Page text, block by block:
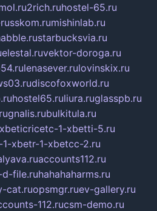
2rich.ruhostel-65.ru
mishinlab.ru
starbucksvia.ru
elestal.ruvektor-doroga.ru
lenasever.rulovinskix.ru
discofoxworld.ru
hostel65.ruliura.ruglasspb.ru
gnalis.rubulkitula.ru
1-xbetti-5.ru
xbetr-1-xbetcc-2.ru
accounts112.ru
d-file.ruhahahaharms.ru
cat.ruopsmgr.ruev-gallery.ru
112.rucsm-demo.ru